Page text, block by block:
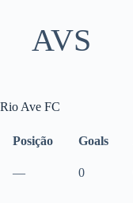
AVS
Rio Ave FC
Posição Goals
— 0